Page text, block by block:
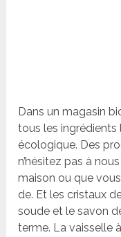
Dans un magasin
tous les ingrédients
écologique. Des
n’hésitez pas à
maison ou que
de. Et les cristaux
soude et le savon
terme. La vaisselle